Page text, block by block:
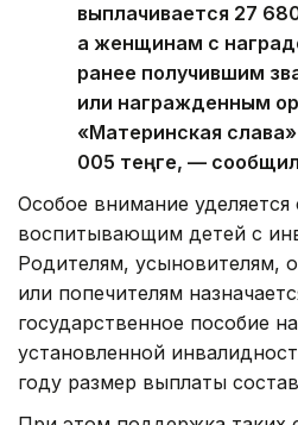
выплачивается 27
а женщинам с
ранее получившим
или награжденным
«Материнская
005 теңге, —
Особое внимание уделяется
воспитывающим детей с
Родителям, усыновителям,
или попечителям
государственное пособие
установленной
году размер выплаты